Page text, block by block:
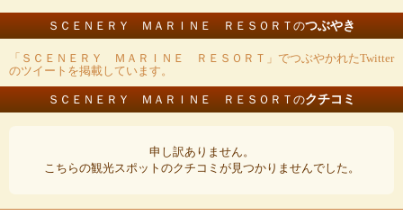
ＳＣＥＮＥＲＹ ＭＡＲＩＮＥ ＲＥＳＯＲＴのつぶやき
「ＳＣＥＮＥＲＹ ＭＡＲＩＮＥ ＲＥＳＯＲＴ」でつぶやかれたTwitter
のツイートを掲載しています。
ＳＣＥＮＥＲＹ ＭＡＲＩＮＥ ＲＥＳＯＲＴのクチコミ
申し訳ありません。
こちらの観光スポットのクチコミが見つかりませんでした。